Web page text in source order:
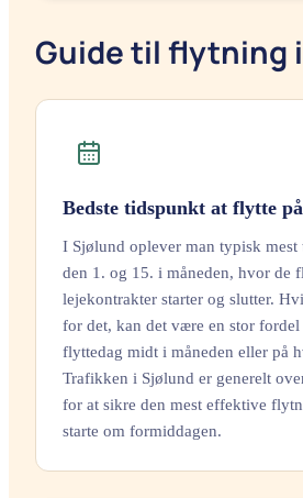
Guide til flytning
Bedste tidspunkt at flytte på
I Sjølund oplever man typisk
den 1. og 15. i måneden, hvor de
lejekontrakter starter og slutter.
for det, kan det være en stor
flyttedag midt i måneden eller på
Trafikken i Sjølund er generelt
for at sikre den mest effektive
starte om formiddagen.